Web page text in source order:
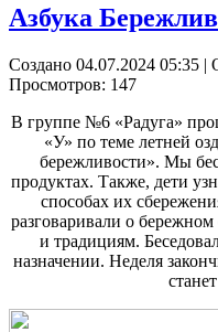
Азбука
Создано 04.07.2024 05:35 |
Просмотров: 147
В группе №6 «Радуга»
«У» по теме летней
бережливости». Мы
продуктах. Также, дети
способах их
разговаривали о
и традициям.
назначении. Неделя